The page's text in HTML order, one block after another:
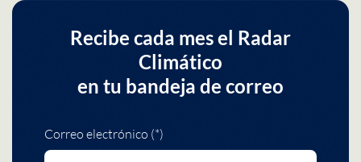
Recibe cada mes el Radar
Climático
en tu bandeja de correo
Correo electrónico (*)